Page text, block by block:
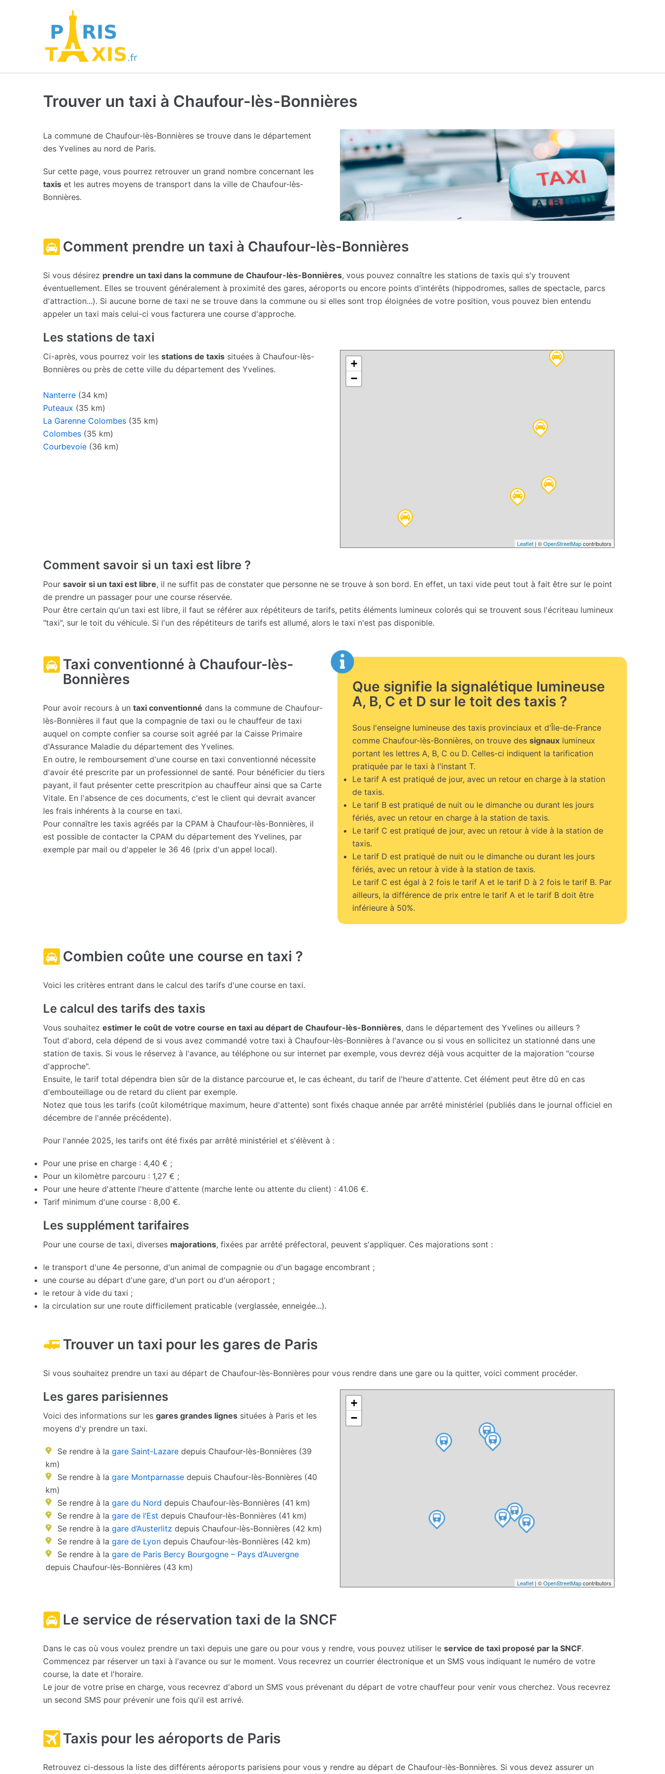
Trouver un taxi à Chaufour-lès-Bonnières
La commune de Chaufour-lès-Bonnières se trouve dans le département
des Yvelines au nord de Paris.
Sur cette page, vous pourrez retrouver un grand nombre concernant les
taxis et les autres moyens de transport dans la ville de Chaufour-lès-
Bonnières.
Comment prendre un taxi à Chaufour-lès-Bonnières
Si vous désirez prendre un taxi dans la commune de Chaufour-lès-Bonnières, vous pouvez connaître les stations de taxis qui s'y trouvent
éventuellement. Elles se trouvent généralement à proximité des gares, aéroports ou encore points d'intérêts (hippodromes, salles de spectacle, parcs
d'attraction...). Si aucune borne de taxi ne se trouve dans la commune ou si elles sont trop éloignées de votre position, vous pouvez bien entendu
appeler un taxi mais celui-ci vous facturera une course d'approche.
Les stations de taxi
Ci-après, vous pourrez voir les stations de taxis situées à Chaufour-lès-
Bonnières ou près de cette ville du département des Yvelines.
Nanterre (34 km)
Puteaux (35 km)
La Garenne Colombes (35 km)
Colombes (35 km)
Courbevoie (36 km)
+
−
Leaflet | ©OpenStreetMapcontributors
Comment savoir si un taxi est libre ?
Pour savoir si un taxi est libre, il ne suffit pas de constater que personne ne se trouve à son bord. En effet, un taxi vide peut tout à fait être sur le point
de prendre un passager pour une course réservée.
Pour être certain qu'un taxi est libre, il faut se référer aux répétiteurs de tarifs, petits éléments lumineux colorés qui se trouvent sous l'écriteau lumineux
"taxi", sur le toit du véhicule. Si l'un des répétiteurs de tarifs est allumé, alors le taxi n'est pas disponible.
Taxi conventionné à Chaufour-lès-
Bonnières
Pour avoir recours à un taxi conventionné dans la commune de Chaufour-
lès-Bonnières il faut que la compagnie de taxi ou le chauffeur de taxi
auquel on compte confier sa course soit agréé par la Caisse Primaire
d'Assurance Maladie du département des Yvelines.
En outre, le remboursement d'une course en taxi conventionné nécessite
d'avoir été prescrite par un professionnel de santé. Pour bénéficier du tiers
payant, il faut présenter cette prescritpion au chauffeur ainsi que sa Carte
Vitale. En l'absence de ces documents, c'est le client qui devrait avancer
les frais inhérents à la course en taxi.
Pour connaître les taxis agréés par la CPAM à Chaufour-lès-Bonnières, il
est possible de contacter la CPAM du département des Yvelines, par
exemple par mail ou d'appeler le 36 46 (prix d'un appel local).
Que signifie la signalétique lumineuse
A, B, C et D sur le toit des taxis ?
Sous l'enseigne lumineuse des taxis provinciaux et d'Île-de-France
comme Chaufour-lès-Bonnières, on trouve des signaux lumineux
portant les lettres A, B, C ou D. Celles-ci indiquent la tarification
pratiquée par le taxi à l'instant T.
Le tarif A est pratiqué de jour, avec un retour en charge à la station
de taxis.
Le tarif B est pratiqué de nuit ou le dimanche ou durant les jours
fériés, avec un retour en charge à la station de taxis.
Le tarif C est pratiqué de jour, avec un retour à vide à la station de
taxis.
Le tarif D est pratiqué de nuit ou le dimanche ou durant les jours
fériés, avec un retour à vide à la station de taxis.
Le tarif C est égal à 2 fois le tarif A et le tarif D à 2 fois le tarif B. Par
ailleurs, la différence de prix entre le tarif A et le tarif B doit être
inférieure à 50%.
Combien coûte une course en taxi ?
Voici les critères entrant dans le calcul des tarifs d'une course en taxi.
Le calcul des tarifs des taxis
Vous souhaitez estimer le coût de votre course en taxi au départ de Chaufour-lès-Bonnières, dans le département des Yvelines ou ailleurs ?
Tout d'abord, cela dépend de si vous avez commandé votre taxi à Chaufour-lès-Bonnières à l'avance ou si vous en sollicitez un stationné dans une
station de taxis. Si vous le réservez à l'avance, au téléphone ou sur internet par exemple, vous devrez déjà vous acquitter de la majoration "course
d'approche".
Ensuite, le tarif total dépendra bien sûr de la distance parcourue et, le cas écheant, du tarif de l'heure d'attente. Cet élément peut être dû en cas
d'embouteillage ou de retard du client par exemple.
Notez que tous les tarifs (coût kilométrique maximum, heure d'attente) sont fixés chaque année par arrêté ministériel (publiés dans le journal officiel en
décembre de l'année précédente).
Pour l'année 2025, les tarifs ont été fixés par arrêté ministériel et s'élèvent à :
Pour une prise en charge : 4,40 € ;
Pour un kilomètre parcouru : 1,27 € ;
Pour une heure d'attente l'heure d'attente (marche lente ou attente du client) : 41.06 €.
Tarif minimum d'une course : 8,00 €.
Les supplément tarifaires
Pour une course de taxi, diverses majorations, fixées par arrêté préfectoral, peuvent s'appliquer. Ces majorations sont :
le transport d'une 4e personne, d'un animal de compagnie ou d'un bagage encombrant ;
une course au départ d'une gare, d'un port ou d'un aéroport ;
le retour à vide du taxi ;
la circulation sur une route difficilement praticable (verglassée, enneigée...).
Trouver un taxi pour les gares de Paris
Si vous souhaitez prendre un taxi au départ de Chaufour-lès-Bonnières pour vous rendre dans une gare ou la quitter, voici comment procéder.
Les gares parisiennes
Voici des informations sur les gares grandes lignes situées à Paris et les
moyens d'y prendre un taxi.
Se rendre à la gare Saint-Lazare depuis Chaufour-lès-Bonnières (39
km)
Se rendre à la gare Montparnasse depuis Chaufour-lès-Bonnières (40
km)
Se rendre à la gare du Nord depuis Chaufour-lès-Bonnières (41 km)
Se rendre à la gare de l’Est depuis Chaufour-lès-Bonnières (41 km)
Se rendre à la gare d’Austerlitz depuis Chaufour-lès-Bonnières (42 km)
Se rendre à la gare de Lyon depuis Chaufour-lès-Bonnières (42 km)
Se rendre à la gare de Paris Bercy Bourgogne – Pays d’Auvergne
depuis Chaufour-lès-Bonnières (43 km)
+
−
Leaflet | ©OpenStreetMapcontributors
Le service de réservation taxi de la SNCF
Dans le cas où vous voulez prendre un taxi depuis une gare ou pour vous y rendre, vous pouvez utiliser le service de taxi proposé par la SNCF.
Commencez par réserver un taxi à l'avance ou sur le moment. Vous recevrez un courrier électronique et un SMS vous indiquant le numéro de votre
course, la date et l'horaire.
Le jour de votre prise en charge, vous recevrez d'abord un SMS vous prévenant du départ de votre chauffeur pour venir vous cherchez. Vous recevrez
un second SMS pour prévenir une fois qu'il est arrivé.
Taxis pour les aéroports de Paris
Retrouvez ci-dessous la liste des différents aéroports parisiens pour vous y rendre au départ de Chaufour-lès-Bonnières. Si vous devez assurer un